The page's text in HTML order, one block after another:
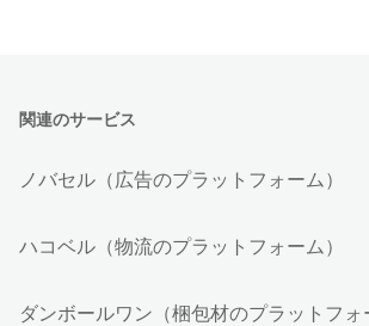
関連のサービス
ノバセル（広告のプラットフォーム）
ハコベル（物流のプラットフォーム）
ダンボールワン（梱包材のプラットフォ